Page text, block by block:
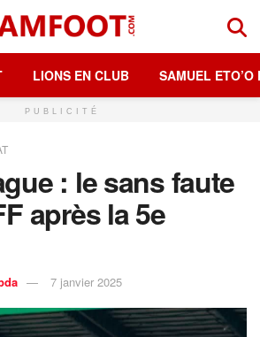
LIONS EN CLUB SAMUEL ETO’O
PUBLICITÉ
: le sans faute
après la 5e
7 janvier 2025